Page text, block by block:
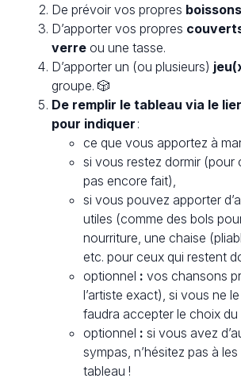
De prévoir vos propres boissons
D’apporter vos propres
verre ou une tasse.
D’apporter un (ou plusieurs)
groupe. 🎲
De remplir le tableau via le
pour indiquer :
ce que vous apportez à
si vous restez dormir (pour
pas encore fait),
si vous pouvez apporter
utiles (comme des bols
nourriture, une chaise
etc. pour ceux qui restent
optionnel : vos chansons
l’artiste exact), si vous ne
faudra accepter le choix du
optionnel : si vous avez
sympas, n’hésitez pas à
tableau !